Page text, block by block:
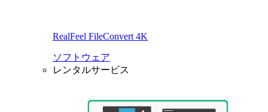
RealFeel FileConvert 4K
ソフトウェア
レンタルサービス